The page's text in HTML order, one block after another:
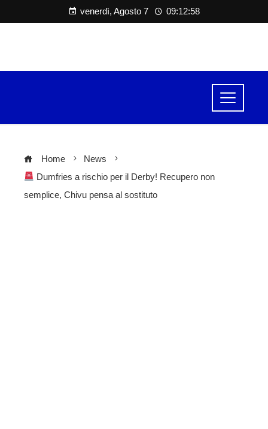
venerdì, Agosto 7 09:12:58
Home
News
Dumfries a rischio per il Derby! Recupero non
semplice, Chivu pensa al sostituto